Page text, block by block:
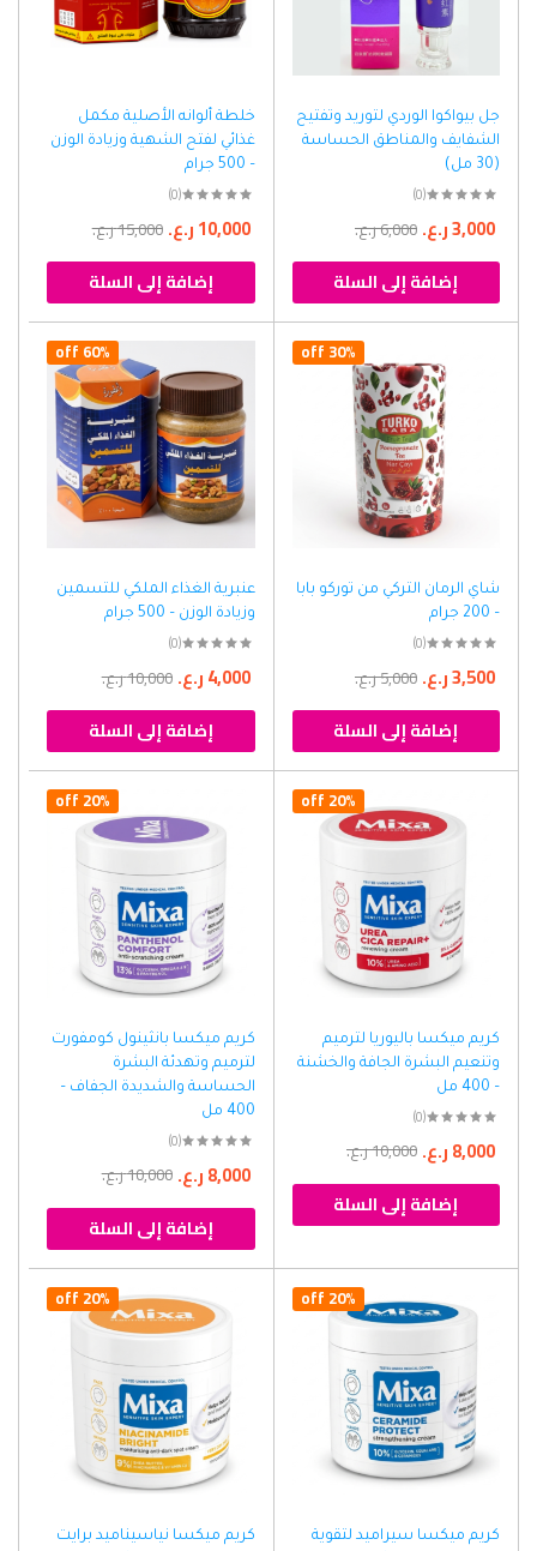
جل بيواكوا الوردي لتوريد وتفتيح
الشفايف والمناطق الحساسة
(30 مل)
(0)
6,000ر.ع. 3,000ر.ع.
إضافة إلى السلة
خلطة ألوانه الأصلية مكمل
غذائي لفتح الشهية وزيادة الوزن
– 500 جرام
(0)
15,000ر.ع. 10,000ر.ع.
إضافة إلى السلة
30% off
شاي الرمان التركي من توركو بابا
– 200 جرام
(0)
5,000ر.ع. 3,500ر.ع.
إضافة إلى السلة
60% off
عنبرية الغذاء الملكي للتسمين
وزيادة الوزن – 500 جرام
(0)
10,000ر.ع. 4,000ر.ع.
إضافة إلى السلة
20% off
كريم ميكسا باليوريا لترميم
وتنعيم البشرة الجافة والخشنة
– 400 مل
(0)
10,000ر.ع. 8,000ر.ع.
إضافة إلى السلة
20% off
كريم ميكسا بانثينول كومفورت
لترميم وتهدئة البشرة
الحساسة والشديدة الجفاف –
400 مل
(0)
10,000ر.ع. 8,000ر.ع.
إضافة إلى السلة
20% off
كريم ميكسا سيراميد لتقوية
20% off
كريم ميكسا نياسيناميد برايت